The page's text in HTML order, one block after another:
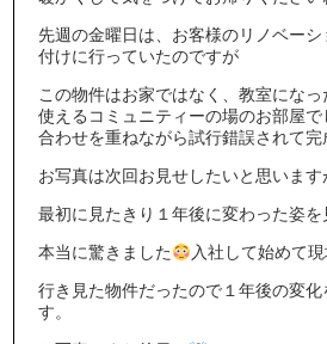
先週の金曜日は、お客様のリノベー
付けに行っていたのですが
この物件はお家ではなく、教室にな
使えるコミュニティーの場のお部屋
お写真は次回お見せしたいと思います
最初に見たきり１年後に変わった姿を
本当に驚きました
入社して始めて
行き見た物件だったので１年後の変
す。